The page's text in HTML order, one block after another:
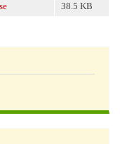
38.5 KB